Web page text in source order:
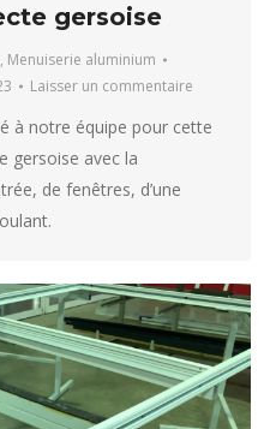
gersoise
, Menuiserie aluminium
Laisser un commentaire
à notre équipe pour cette
gersoise avec la
de fenêtres, d’une